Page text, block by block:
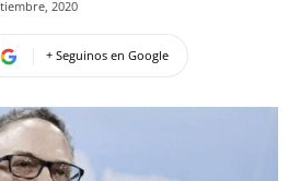
2020
+ Seguinos en Google